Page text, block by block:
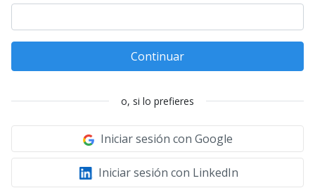
Continuar
o, si lo prefieres
Iniciar sesión con Google
Iniciar sesión con LinkedIn